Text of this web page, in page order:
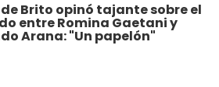
Brito opinó tajante sobre el
entre Romina Gaetani y
Arana: "Un papelón"